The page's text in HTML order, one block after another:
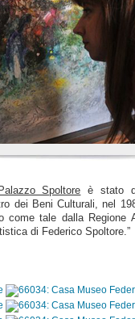
Spoltore è stato
dei Beni Culturali, nel
come tale dalla Regione
di Federico Spoltore.”